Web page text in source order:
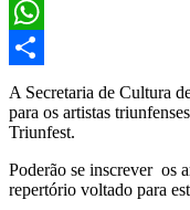
Email
WhatsApp
Share
A Secretaria de Cultura
para os artistas
Triunfest.
Poderão se inscrever os
repertório voltado para